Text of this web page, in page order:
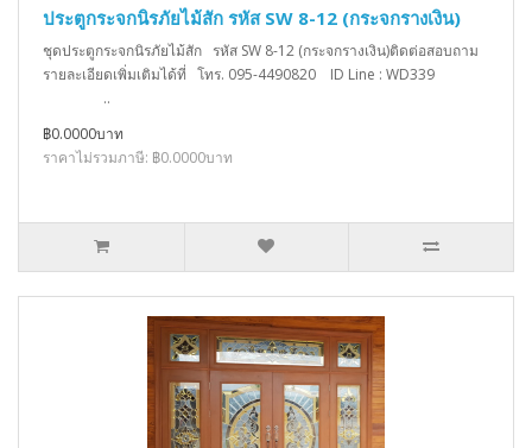
ประตูกระจกนิรภัยไม้สัก รหัส SW 8-12 (กระจกรางเงิน)
ชุดประตูกระจกนิรภัยไม้สัก รหัส SW 8-12 (กระจกรางเงิน)ติดต่อสอบถาม
รายละเอียดเพิ่มเติมได้ที่ โทร. 095-4490820 ID Line : WD339
..
฿0.0000บาท
ราคาไม่รวมภาษี: ฿0.0000บาท